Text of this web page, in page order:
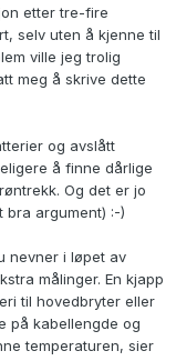
etter tre-fire
selv uten å kjenne til
ville jeg trolig
meg å skrive dette
og avslått
å finne dårlige
Og det er jo
argument) :-)
nevner i løpet av
målinger. En kjapp
til hovedbryter eller
på kabellengde og
temperaturen, sier